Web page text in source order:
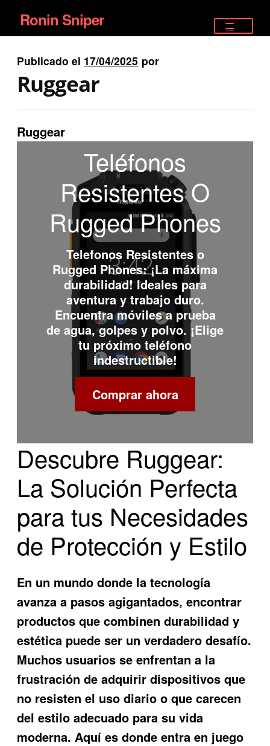
Ir
a
la
navegación
Ir
al
contenido
Ronin Sniper
PISTOLAS
RIFLES DEPORTIVOS
Publicado el 17/04/2025 por
Ruggear
Ruggear
Teléfonos
Resistentes O
Rugged Phones
Telefonos Resistentes o
Rugged Phones: ¡La máxima
durabilidad! Ideales para
aventura y trabajo duro.
Encuentra móviles a prueba
de agua, golpes y polvo. ¡Elige
tu próximo teléfono
indestructible!
Comprar ahora
Descubre Ruggear:
La Solución Perfecta
para tus Necesidades
de Protección y Estilo
En un mundo donde la tecnología
avanza a pasos agigantados, encontrar
productos que combinen durabilidad y
estética puede ser un verdadero desafío.
Muchos usuarios se enfrentan a la
frustración de adquirir dispositivos que
no resisten el uso diario o que carecen
del estilo adecuado para su vida
moderna. Aquí es donde entra en juego